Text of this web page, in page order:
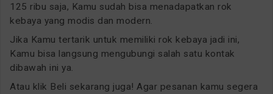
125 ribu saja, Kamu sudah bisa menadapatkan rok
kebaya yang modis dan modern.
Jika Kamu tertarik untuk memiliki rok kebaya jadi ini,
Kamu bisa langsung mengubungi salah satu kontak
dibawah ini ya.
Atau klik Beli sekarang juga! Agar pesanan kamu segera